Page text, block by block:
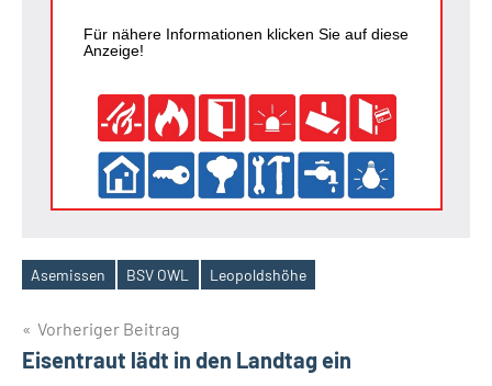
Für nähere Informationen klicken Sie auf diese
Anzeige!
Schlagwörter
Asemissen BSV OWL Leopoldshöhe
Beitragsnavigation
Vorheriger Beitrag
Eisentraut lädt in den Landtag ein